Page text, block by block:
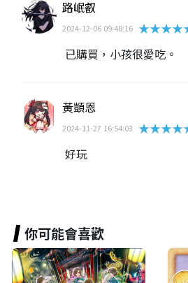
路岷叡
2024-12-06 09:48:16
已購買，小孩很愛吃。
黃顗恩
2024-11-27 16:54:03
好玩
你可能會喜歡